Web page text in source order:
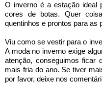
O inverno é a estação ideal
cores de botas. Quer
quentinhos e prontos para as
Viu como se vestir para o
A moda no inverno exige
atenção, conseguimos ficar
mais fria do ano. Se tiver
por favor, deixe nos